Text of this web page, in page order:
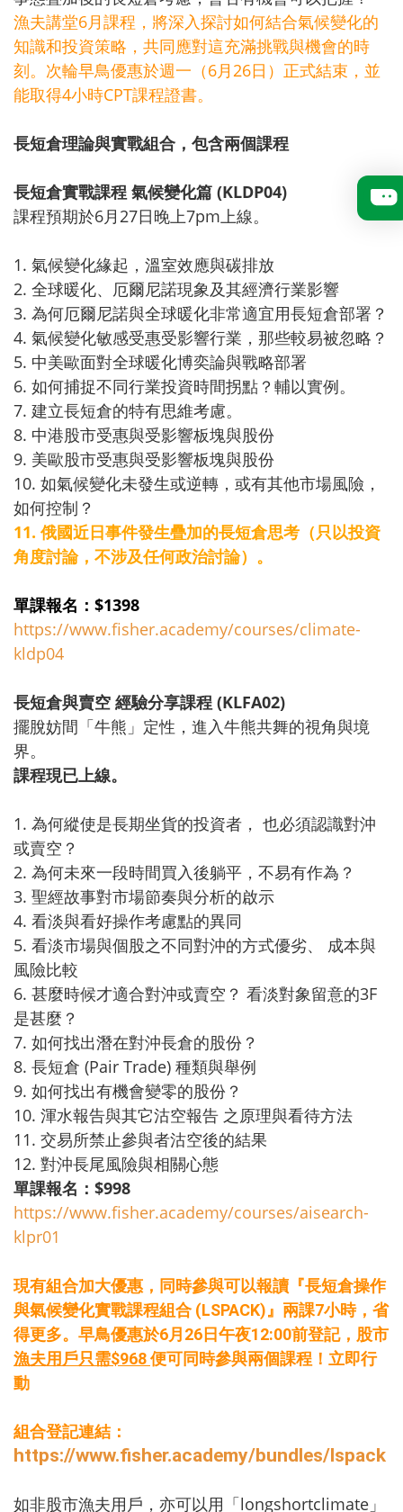
漁夫講堂6月課程， 將深入探討如何結合氣候變化的
知識和投資策略， 共同應對這充滿挑戰與機會的時
刻。 次輪早鳥優惠於週一（6月26日） 正式結束 ，並
能取得4小時CPT課程證書。
長短倉理論與實戰組合，包含兩個課程
長短倉實戰課程 氣候變化篇 (KLDP04)
課程預期於6月27日晚上7pm上線。
1. 氣候變化緣起，溫室效應與碳排放
2. 全球暖化、厄爾尼諾現象及其經濟行業影響
3. 為何厄爾尼諾與全球暖化非常適宜用長短倉部署？
4. 氣候變化敏感受惠受影響行業，那些較易被忽略？
5. 中美歐面對全球暖化博奕論與戰略部署
6. 如何捕捉不同行業投資時間拐點？輔以實例。
7. 建立長短倉的特有思維考慮。
8. 中港股市受惠與受影響板塊與股份
9. 美歐股市受惠與受影響板塊與股份
10. 如氣候變化未發生或逆轉，或有其他市場風險，
如何控制？
11. 俄國近日事件發生疊加的長短倉思考（只以投資
角度討論， 不涉及任何政治討論）。
單課報名：$1398
https://www.fisher.academy/courses/climate-
kldp04
長短倉與賣空 經驗分享課程 (KLFA02)
擺脫妨間「牛熊」定性，進入牛熊共舞的視角與境
界。
課程現已上線。
1. 為何縱使是長期坐貨的投資者， 也必須認識對沖
或賣空？
2. 為何未來一段時間買入後躺平，不易有作為？
3. 聖經故事對市場節奏與分析的啟示
4. 看淡與看好操作考慮點的異同
5. 看淡市場與個股之不同對沖的方式優劣、 成本與
風險比較
6. 甚麼時候才適合對沖或賣空？ 看淡對象留意的3F
是甚麼？
7. 如何找出潛在對沖長倉的股份？
8. 長短倉 (Pair Trade) 種類與舉例
9. 如何找出有機會變零的股份？
10. 渾水報告與其它沽空報告 之原理與看待方法
11. 交易所禁止參與者沽空後的結果
12. 對沖長尾風險與相關心態
單課報名：$998
https://www.fisher.academy/courses/aisearch-
klpr01
現有組合加大優惠，同時參與可以報讀『長短倉操作
與氣候變化實戰課程組合 (LSPACK)』兩課7小時，省
得更多。 早鳥優惠於6月26日午夜12:00前登記，股市
漁夫用戶只需$968便可同時參與兩個課程！立即行
動
組合登記連結：
https://www.fisher.academy/bundles/lspack
如非股市漁夫用戶，亦可以用「longshortclimate」